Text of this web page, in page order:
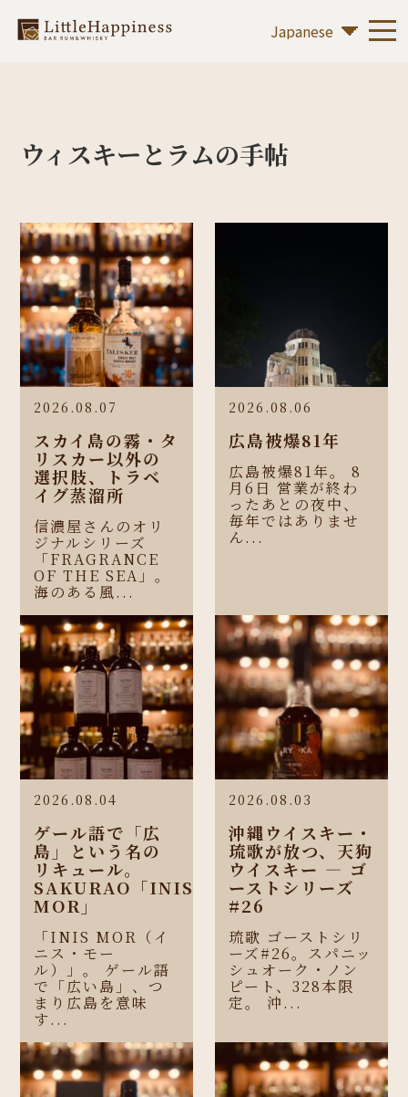
ウィスキーとラムの手帖
2026.08.07
スカイ島の霧・タ
リスカー以外の
選択肢、トラベ
イグ蒸溜所
信濃屋さんのオリ
ジナルシリーズ
「FRAGRANCE
OF THE SEA」。
海のある風...
2026.08.06
広島被爆81年
広島被爆81年。 8
月6日 営業が終わ
ったあとの夜中、
毎年ではありませ
ん...
2026.08.04
ゲール語で「広
島」という名の
リキュール。
SAKURAO「INIS
MOR」
「INIS MOR（イ
ニス・モー
ル）」。 ゲール語
で「広い島」、つ
まり広島を意味
す...
2026.08.03
沖縄ウイスキー・
琉歌が放つ、天狗
ウイスキー ― ゴ
ーストシリーズ
#26
琉歌 ゴーストシリ
ーズ#26。スパニッ
シュオーク・ノン
ピート、328本限
定。 沖...